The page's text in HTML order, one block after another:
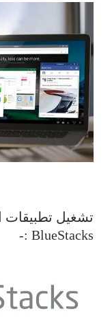
تشغيل تطبيقات
BlueStacks :-